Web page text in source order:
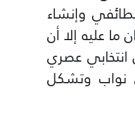
الطائفي وإنشاء
عليه إلا أن
عصري
نواب وتشكل